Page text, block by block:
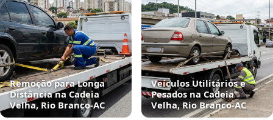
Remoção para Longa
Distância na Cadeia
Velha, Rio Branco‑AC
Veículos Utilitários e
Pesados na Cadeia
Velha, Rio Branco‑AC